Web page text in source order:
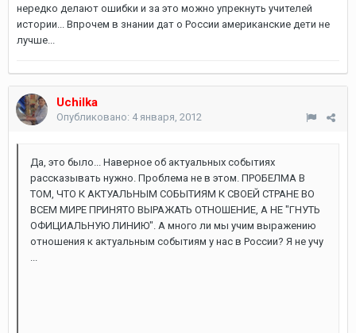
нередко делают ошибки и за это можно упрекнуть учителей
истории... Впрочем в знании дат о России американские дети не
лучше...
Uchilka
Опубликовано: 4 января, 2012
Да, это было... Наверное об актуальных событиях
рассказывать нужно. Проблема не в этом. ПРОБЕЛМА В
ТОМ, ЧТО К АКТУАЛЬНЫМ СОБЫТИЯМ К СВОЕЙ СТРАНЕ ВО
ВСЕМ МИРЕ ПРИНЯТО ВЫРАЖАТЬ ОТНОШЕНИЕ, А НЕ "ГНУТЬ
ОФИЦИАЛЬНУЮ ЛИНИЮ". А много ли мы учим выражению
отношения к актуальным событиям у нас в России? Я не учу
...